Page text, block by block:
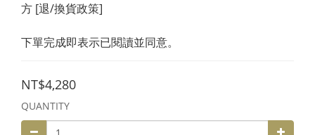
方 [退/換貨政策]
下單完成即表示已閱讀並同意。
NT$4,280
QUANTITY